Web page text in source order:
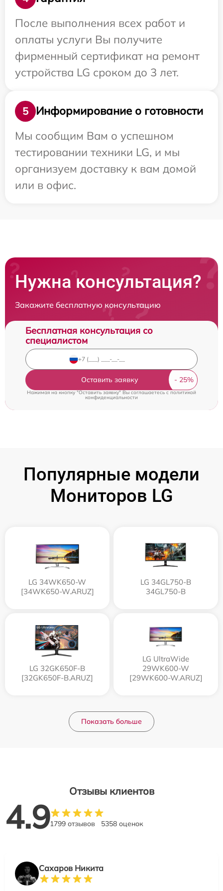
После выполнения всех работ и
оплаты услуги Вы получите
фирменный сертификат на ремонт
устройства LG сроком до 3 лет.
5
Информирование о готовности
Мы сообщим Вам о успешном
тестировании техники LG, и мы
организуем доставку к вам домой
или в офис.
Нужна консультация?
Закажите бесплатную консультацию
Бесплатная консультация со
специалистом
Оставить заявку
Нажимая на кнопку "Оставить заявку" Вы соглашаетесь cполитикой
конфиденциальности
Популярные модели
Мониторов LG
LG 34WK650-W
[34WK650-W.ARUZ]
LG 34GL750-B
34GL750-B
LG 32GK650F-B
[32GK650F-B.ARUZ]
LG UltraWide
29WK600-W
[29WK600-W.ARUZ]
Показать больше
Отзывы клиентов
4.91799 отзывов 5358 оценок
Сахаров Никита